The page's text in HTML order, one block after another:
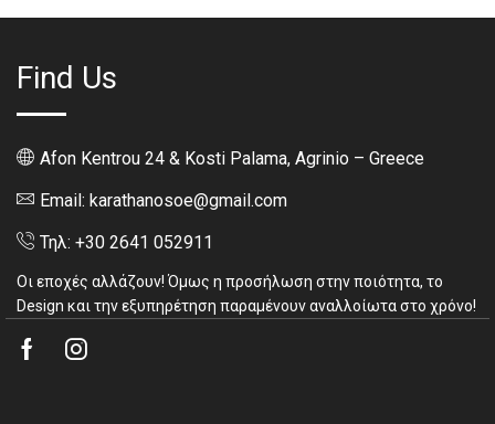
Find Us
Afon Kentrou 24 & Kosti Palama, Agrinio – Greece
Email: karathanosoe@gmail.com
Τηλ: +30 2641 052911
Οι εποχές αλλάζουν! Όμως η προσήλωση στην ποιότητα, το
Design και την εξυπηρέτηση παραμένουν αναλλοίωτα στο χρόνο!
Facebook